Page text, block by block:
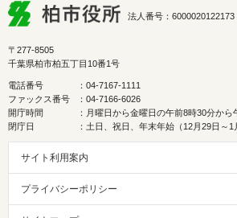
法人番号：6000020122173
〒277-8505
千葉県柏市柏五丁目10番1号
電話番号
：04-7167-1111
ファックス番号
：04-7166-6026
開庁時間
：月曜日から金曜日の午前8時30分から
閉庁日
：土日、祝日、年末年始（12月29日～1
サイト利用案内
プライバシーポリシー